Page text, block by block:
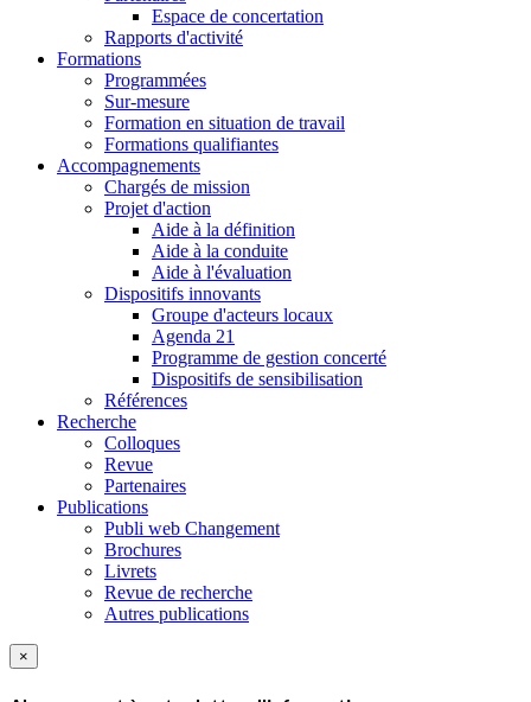
Espace de concertation
Rapports d'activité
Formations
Programmées
Sur-mesure
Formation en situation de travail
Formations qualifiantes
Accompagnements
Chargés de mission
Projet d'action
Aide à la définition
Aide à la conduite
Aide à l'évaluation
Dispositifs innovants
Groupe d'acteurs locaux
Agenda 21
Programme de gestion concerté
Dispositifs de sensibilisation
Références
Recherche
Colloques
Revue
Partenaires
Publications
Publi web Changement
Brochures
Livrets
Revue de recherche
Autres publications
×